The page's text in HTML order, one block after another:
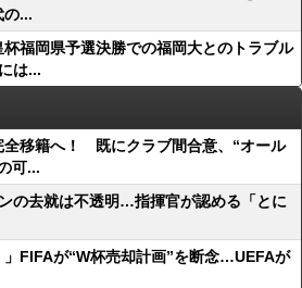
...
福岡県予選決勝での福岡大とのトラブル
は...
全移籍へ！ 既にクラブ間合意、“オール
可...
の去就は不透明…指揮官が認める「とに
」FIFAが“W杯売却計画”を断念…UEFAが